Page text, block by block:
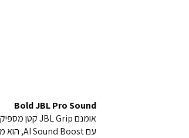
Bold JBL Pro Sound
אומנם JBL Grip קטן מספיק כדי להחזיק ביד אחת, אבל הוא מספק צליל JBL Pro עוצמתי.
עם AI Sound Boost, הוא מנתח מוזיקה בזמן אמת, תוך שימוש באלגוריתם כדי למקסם את הצליל להפקת צליל גדול יותר עם פחות עיוותים.